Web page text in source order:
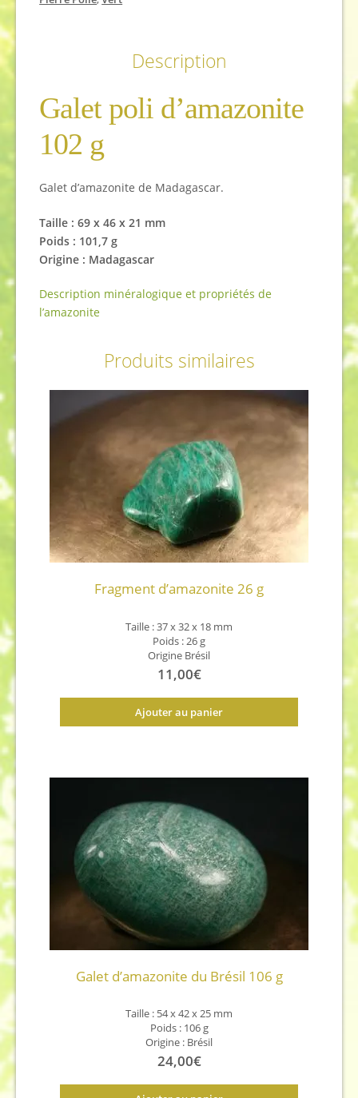
Description
Galet poli d’amazonite
102 g
Galet d’amazonite de Madagascar.
Taille :69 x 46 x 21 mm
Poids : 101,7 g
Origine : Madagascar
Description minéralogique et propriétés de
l’amazonite
Produits similaires
Fragment d’amazonite 26 g
Taille : 37 x 32 x 18 mm
Poids : 26 g
Origine Brésil
11,00€
Ajouter au panier
Galet d’amazonite du Brésil 106 g
Taille : 54 x 42 x 25 mm
Poids : 106 g
Origine : Brésil
24,00€